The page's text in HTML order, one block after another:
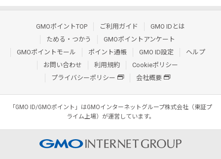
GMOポイントTOP ご利用ガイド
GMO IDとは
ためる・つかう
GMOポイントアンケート
GMOポイントモール
ポイント通帳 GMO ID設定
ヘルプ
お問い合わせ
利用規約
Cookieポリシー
プライバシーポリシー
会社概要
「GMO ID/GMOポイント」はGMOインターネットグループ株式会社（東証プ
ライム上場）が運営しています。